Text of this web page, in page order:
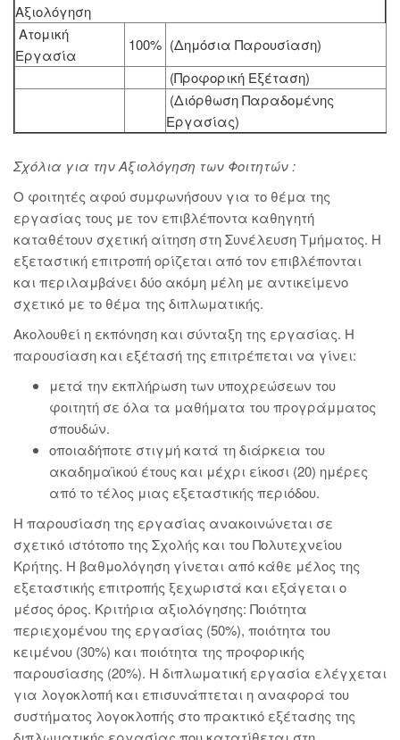
Αξιολόγηση
Ατομική
Εργασία
100% (Δημόσια Παρουσίαση)
(Προφορική Εξέταση)
(Διόρθωση Παραδομένης
Εργασίας)
Σχόλια για την Αξιολόγηση των Φοιτητών :
Ο φοιτητές αφού συμφωνήσουν για το θέμα της
εργασίας τους με τον επιβλέποντα καθηγητή
καταθέτουν σχετική αίτηση στη Συνέλευση Τμήματος. Η
εξεταστική επιτροπή ορίζεται από τον επιβλέπονται
και περιλαμβάνει δύο ακόμη μέλη με αντικείμενο
σχετικό με το θέμα της διπλωματικής.
Ακολουθεί η εκπόνηση και σύνταξη της εργασίας. Η
παρουσίαση και εξέτασή της επιτρέπεται να γίνει:
μετά την εκπλήρωση των υποχρεώσεων του
φοιτητή σε όλα τα μαθήματα του προγράμματος
σπουδών.
οποιαδήποτε στιγμή κατά τη διάρκεια του
ακαδημαϊκού έτους και μέχρι είκοσι (20) ημέρες
από το τέλος μιας εξεταστικής περιόδου.
Η παρουσίαση της εργασίας ανακοινώνεται σε
σχετικό ιστότοπο της Σχολής και του Πολυτεχνείου
Κρήτης. Η βαθμολόγηση γίνεται από κάθε μέλος της
εξεταστικής επιτροπής ξεχωριστά και εξάγεται ο
μέσος όρος. Κριτήρια αξιολόγησης: Ποιότητα
περιεχομένου της εργασίας (50%), ποιότητα του
κειμένου (30%) και ποιότητα της προφορικής
παρουσίασης (20%). Η διπλωματική εργασία ελέγχεται
για λογοκλοπή και επισυνάπτεται η αναφορά του
συστήματος λογοκλοπής στο πρακτικό εξέτασης της